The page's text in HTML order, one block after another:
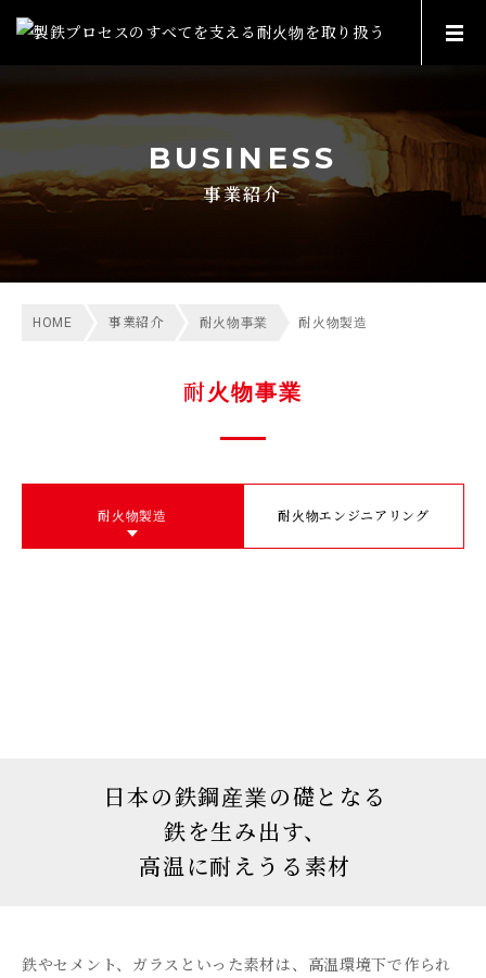
BUSINESS
事業紹介
HOME 事業紹介 耐火物事業 耐火物製造
耐火物事業
耐火物製造 耐火物エンジニアリング
日本の鉄鋼産業の礎となる
鉄を生み出す、
高温に耐えうる素材
鉄やセメント、ガラスといった素材は、高温環境下で作られ